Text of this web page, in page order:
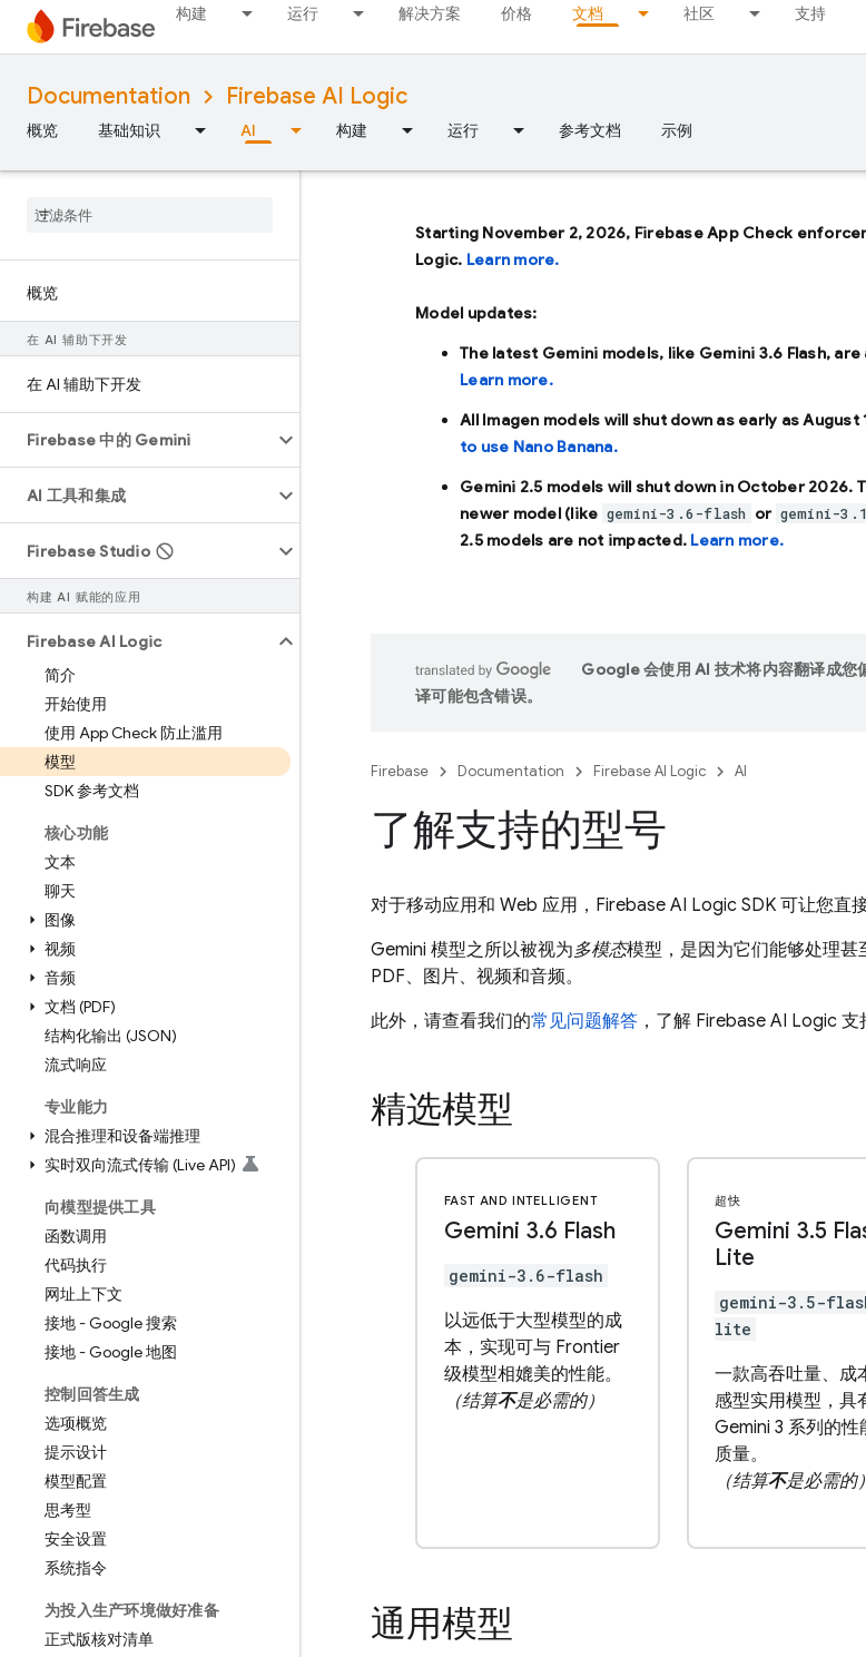
构建 运行 解决方案 价格 文档 社区 支持
Documentation Firebase AI Logic
概览 基础知识 AI 构建 运行 参考文档 示例
概览
在 AI 辅助下开发
在 AI 辅助下开发
Firebase 中的 Gemini
AI 工具和集成
Firebase Studio
构建 AI 赋能的应用
Firebase AI Logic
简介
开始使用
使用 App Check 防止滥用
模型
SDK 参考文档
核心功能
文本
聊天
图像
视频
音频
文档 (PDF)
结构化输出 (JSON)
流式响应
专业能力
混合推理和设备端推理
实时双向流式传输 (Live API)
向模型提供工具
函数调用
代码执行
网址上下文
接地 - Google 搜索
接地 - Google 地图
控制回答生成
选项概览
提示设计
模型配置
思考型
安全设置
系统指令
为投入生产环境做好准备
正式版核对清单
Starting November 2, 2026, Firebase App Check
Logic. Learn more.
Model updates:
The latest Gemini models, like Gemini 3.6 Flash, are
Learn more.
All Imagen models will shut down as early asAugust
to use Nano Banana.
Gemini 2.5 models will shut down in October 2026.
newer model (like gemini-3.6-flash or gemini-
2.5 models are not impacted. Learn more.
Google 会使用 AI 技术将内容翻译成您
译可能包含错误。
Firebase Documentation Firebase AI Logic AI
了解支持的型号
对于移动应用和 Web 应用， Firebase AI Logic SDK 可让您直
Gemini 模型之所以被视为多模态模型，是因为它们能够处理甚
PDF、图片、视频和音频。
此外，请查看我们的常见问题解答 ，了解 Firebase AI Logic 支
精选模型
FAST AND INTELLIGENT
Gemini 3.6 Flash
gemini-3.6-flash
以远低于大型模型的成
本，实现可与 Frontier
级模型相媲美的性能。
（结算不是必需的）
超快
Gemini 3.5
Lite
gemini-3.5-
lite
一款高吞吐量、成
感型实用模型，具
Gemini 3 系列的性
质量。
（结算不是必需的）
通用模型